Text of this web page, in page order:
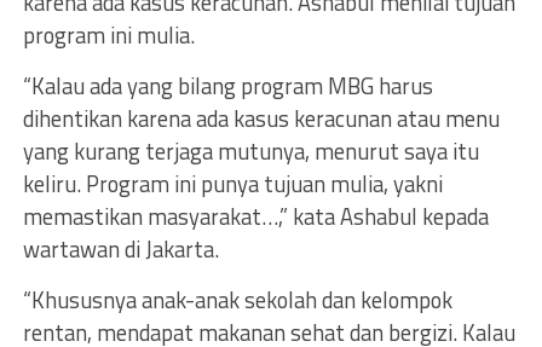
program ini mulia.
“Kalau ada yang bilang program MBG harus
dihentikan karena ada kasus keracunan atau menu
yang kurang terjaga mutunya, menurut saya itu
keliru. Program ini punya tujuan mulia, yakni
memastikan masyarakat…,” kata Ashabul kepada
wartawan di Jakarta.
“Khususnya anak-anak sekolah dan kelompok
rentan, mendapat makanan sehat dan bergizi. Kalau